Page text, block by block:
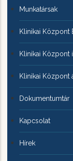
Munkatársak
Klinikai Központ
Klinikai Központ
Klinikai Központ
Dokumentumtár
Kapcsolat
Hírek